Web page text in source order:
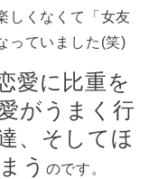
しくなくて「女友
っていました(笑)
愛に比重を
がうまく行
、そしてほ
う のです。